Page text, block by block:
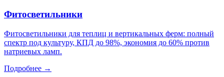
Фитосветильники
Фитосветильники для теплиц и вертикальных ферм: полный
спектр под культуру, КПД до 98%, экономия до 60% против
натриевых ламп.
Подробнее →